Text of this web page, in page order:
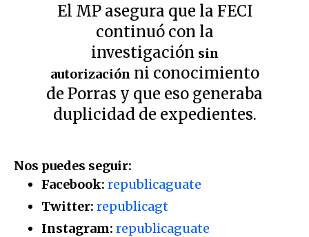
El MP asegura que la FECI
continuó con la
investigación sin
autorización ni conocimiento
de Porras y que eso generaba
duplicidad de expedientes.
Nos puedes seguir:
Facebook: republicaguate
Twitter: republicagt
Instagram: republicaguate